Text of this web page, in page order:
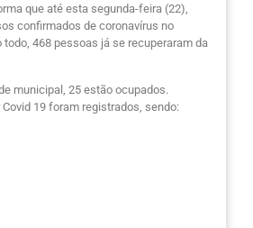
que até esta segunda-feira (22),
confirmados de coronavírus no
todo, 468 pessoas já se recuperaram da
municipal, 25 estão ocupados.
19 foram registrados, sendo: